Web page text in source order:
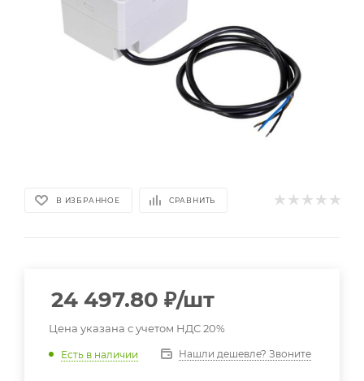
В ИЗБРАННОЕ СРАВНИТЬ
24 497.80 ₽/шт
Цена указана с учетом НДС 20%
Есть в наличии Нашли дешевле? Звоните